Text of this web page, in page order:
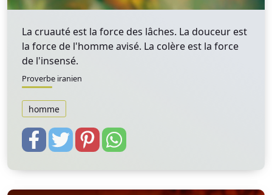
La cruauté est la force des lâches. La douceur est
la force de l'homme avisé. La colère est la force
de l'insensé.
Proverbe iranien
homme